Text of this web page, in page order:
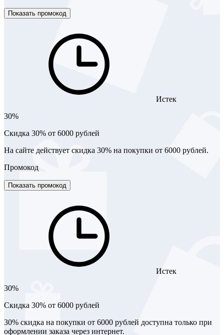
Показать промокод
Истек
30%
Скидка 30% от 6000 рублей
На сайте действует скидка 30% на покупки от 6000 рублей.
Промокод
Показать промокод
Истек
30%
Скидка 30% от 6000 рублей
30% скидка на покупки от 6000 рублей доступна только при
оформлении заказа через интернет.